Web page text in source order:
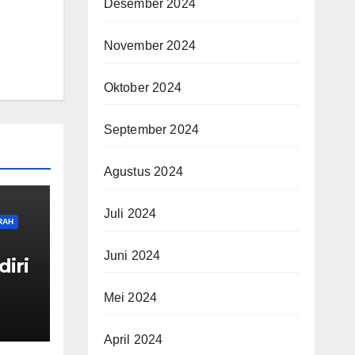
Desember 2024
November 2024
Oktober 2024
September 2024
Agustus 2024
Juli 2024
Juni 2024
Mei 2024
April 2024